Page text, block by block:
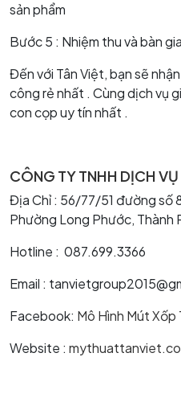
sản phẩm
Bước 5 : Nhiệm thu và bàn
Đến với Tân Việt, bạn sẽ
công rẻ nhất . Cùng dịch vụ
con cọp uy tín nhất .
CÔNG TY TNHH DỊCH
Địa Chỉ : 56/77/51 đường số
Phường Long Phước, Thành
Hotline : 087.699.3366
Email :
Facebook: Mô Hình Mút Xốp
Website :